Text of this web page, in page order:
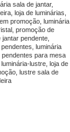
sala de jantar,
loja de luminárias,
promoção, luminária
promoção de
pendente,
luminária
para mesa
lustre, loja de
lustre sala de